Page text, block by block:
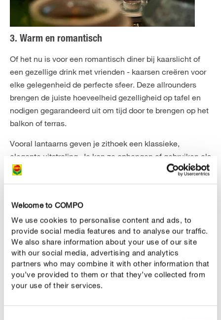
Welcome to COMPO
We use cookies to personalise content and ads, to
provide social media features and to analyse our traffic.
We also share information about your use of our site
with our social media, advertising and analytics
partners who may combine it with other information that
you’ve provided to them or that they’ve collected from
your use of their services.
3. Warm en romantisch
Of het nu is voor een romantisch diner bij kaarslicht of
een gezellige drink met vrienden - kaarsen creëren voor
elke gelegenheid de perfecte sfeer. Deze allrounders
brengen de juiste hoeveelheid gezelligheid op tafel en
nodigen gegarandeerd uit om tijd door te brengen op het
balkon of terras.
Vooral lantaarns geven je zithoek een klassieke,
elegante uitstraling. Je kan ze ophangen of gebruiken als
tafeldecoratie. Als je creatief wilt zijn, zijn vazen of
Nog een leuk deco-idee : doe je favoriete kruiden en
bloemen (vb. lavendel, dillebloesems, rozen,
korenbloemen, ...) in potten en vul ze met water. Plaats
nu een theelichtje in het water en je zelfgemaakte
kruidenlantaarn is klaar!
De zelfgeoogste kruiden zien er niet alleen mooi uit, ze